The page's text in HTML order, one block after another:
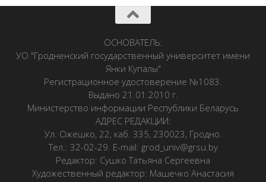
ОСНОВАТЕЛЬ:
УО "Гродненский государственный университет имени
Янки Купалы"
Регистрационное удостоверение №1083.
Выдано 21.01.2010 г.
Министерство информации Республики Беларусь
АДРЕС РЕДАКЦИИ:
Ул. Ожешко, 22, каб. 335, 230023, Гродно.
Тел.: 32-02-29. E-mail: grod_univ@grsu.by
Редактор: Сушко Татьяна Сергеевна
Художественный редактор: Машечко Анастасия